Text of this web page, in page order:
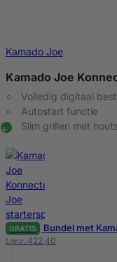
Kamado Joe
Kamado Joe
Volledig digitaal
Autostart functie
Slim grillen met
GRATIS Bundel met
t.w.v. 422,40